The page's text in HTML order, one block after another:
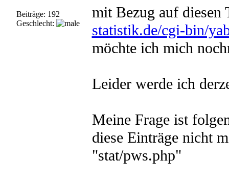
Beiträge: 192
Geschlecht:
mit Bezug auf diesen
statistik.de/cgi-bin/
möchte ich mich
Leider werde ich
Meine Frage ist
diese Einträge nicht
"stat/pws.php"